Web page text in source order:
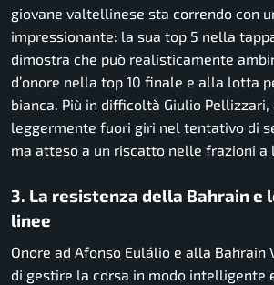
giovane valtellinese sta correndo con
impressionante: la sua top 5 nella
dimostra che può realisticamente
d’onore nella top 10 finale e alla lotta
bianca. Più in difficoltà Giulio Pellizzari,
leggermente fuori giri nel tentativo di
ma atteso a un riscatto nelle frazioni a
3. La resistenza della Bahrain e
linee
Onore ad Afonso Eulálio e alla Bahrain
di gestire la corsa in modo intelligente